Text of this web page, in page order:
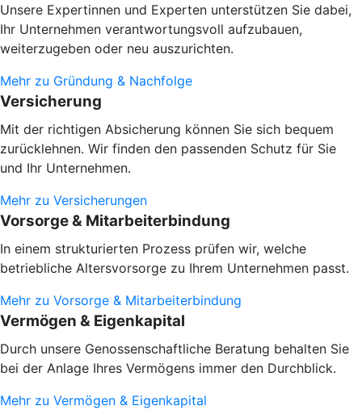
Unsere Expertinnen und Experten unterstützen Sie dabei,
Ihr Unternehmen verantwortungsvoll aufzubauen,
weiterzugeben oder neu auszurichten.
Mehr zu Gründung & Nachfolge
Versicherung
Mit der richtigen Absicherung können Sie sich bequem
zurücklehnen. Wir finden den passenden Schutz für Sie
und Ihr Unternehmen.
Mehr zu Versicherungen
Vorsorge & Mitarbeiterbindung
In einem strukturierten Prozess prüfen wir, welche
betriebliche Altersvorsorge zu Ihrem Unternehmen passt.
Mehr zu Vorsorge & Mitarbeiterbindung
Vermögen & Eigenkapital
Durch unsere Genossenschaftliche Beratung behalten Sie
bei der Anlage Ihres Vermögens immer den Durchblick.
Mehr zu Vermögen & Eigenkapital